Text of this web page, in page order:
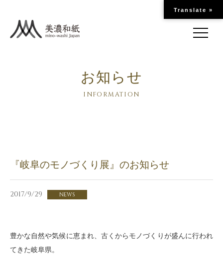
お知らせ
INFORMATION
『岐阜のモノづくり展』のお知らせ
2017/9/29 NEWS
豊かな自然や気候に恵まれ、古くからモノづくりが盛んに行われ
てきた岐阜県。
Translate »